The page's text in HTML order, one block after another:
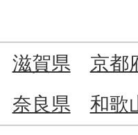
滋賀県
京都
奈良県 和歌